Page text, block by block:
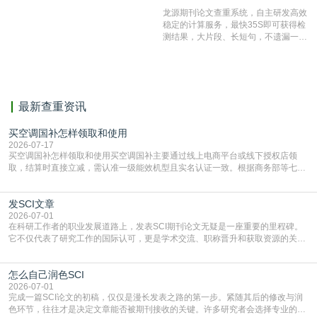
测时注意填写第一作者,才能排除已发
表文献复制比。（限制字符数1万）
龙源期刊论文查重系统，自主研发高效
稳定的计算服务，最快35S即可获得检
测结果，大片段、长短句，不遗漏一处
最新查重资讯
买空调国补怎样领取和使用
2026-07-17
买空调国补怎样领取和使用买空调国补主要通过线上电商平台或线下授权店领
取，结算时直接立减‌，需认准一级能效机型且实名认证一致。根据商务部等七部
能领到补贴首选‌京东APP‌搜索专属口令(如【家电补贴1637】、【国补立省
4949】等，口令会随活动更新，以页面显示为准)进入补贴专场。淘宝/天猫也可
复制粘贴【8$FKFGgJq
发SCI文章
2026-07-01
在科研工作者的职业发展道路上，发表SCI期刊论文无疑是一座重要的里程碑。
它不仅代表了研究工作的国际认可，更是学术交流、职称晋升和获取资源的关键
战与困惑。从选题立意到投稿回应，每一步都需要精心的策略与扎实的工作。本
篇AEIC学术交流中心小编就为大家介绍“发SCI文章”。一、精准定位是成功的第
一步发表SCI文章，首要解决的问题是“投
怎么自己润色SCI
2026-07-01
完成一篇SCI论文的初稿，仅仅是漫长发表之路的第一步。紧随其后的修改与润
色环节，往往才是决定文章能否被期刊接收的关键。许多研究者会选择专业的语